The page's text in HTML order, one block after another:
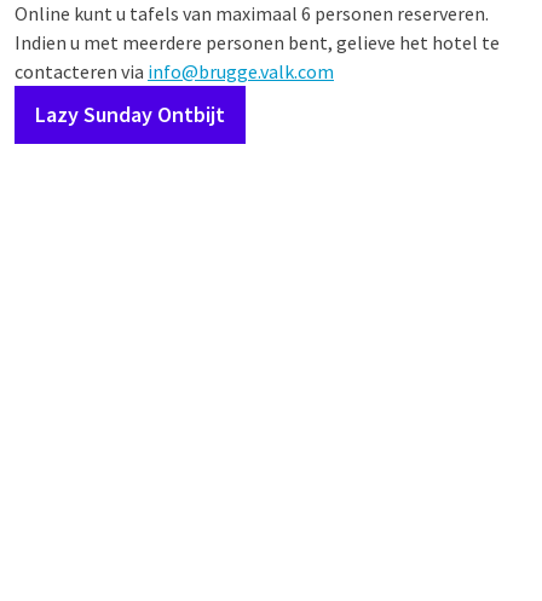
Online kunt u tafels van maximaal 6 personen reserveren.
Indien u met meerdere personen bent, gelieve het hotel te
contacteren via info@brugge.valk.com
Lazy Sunday Ontbijt